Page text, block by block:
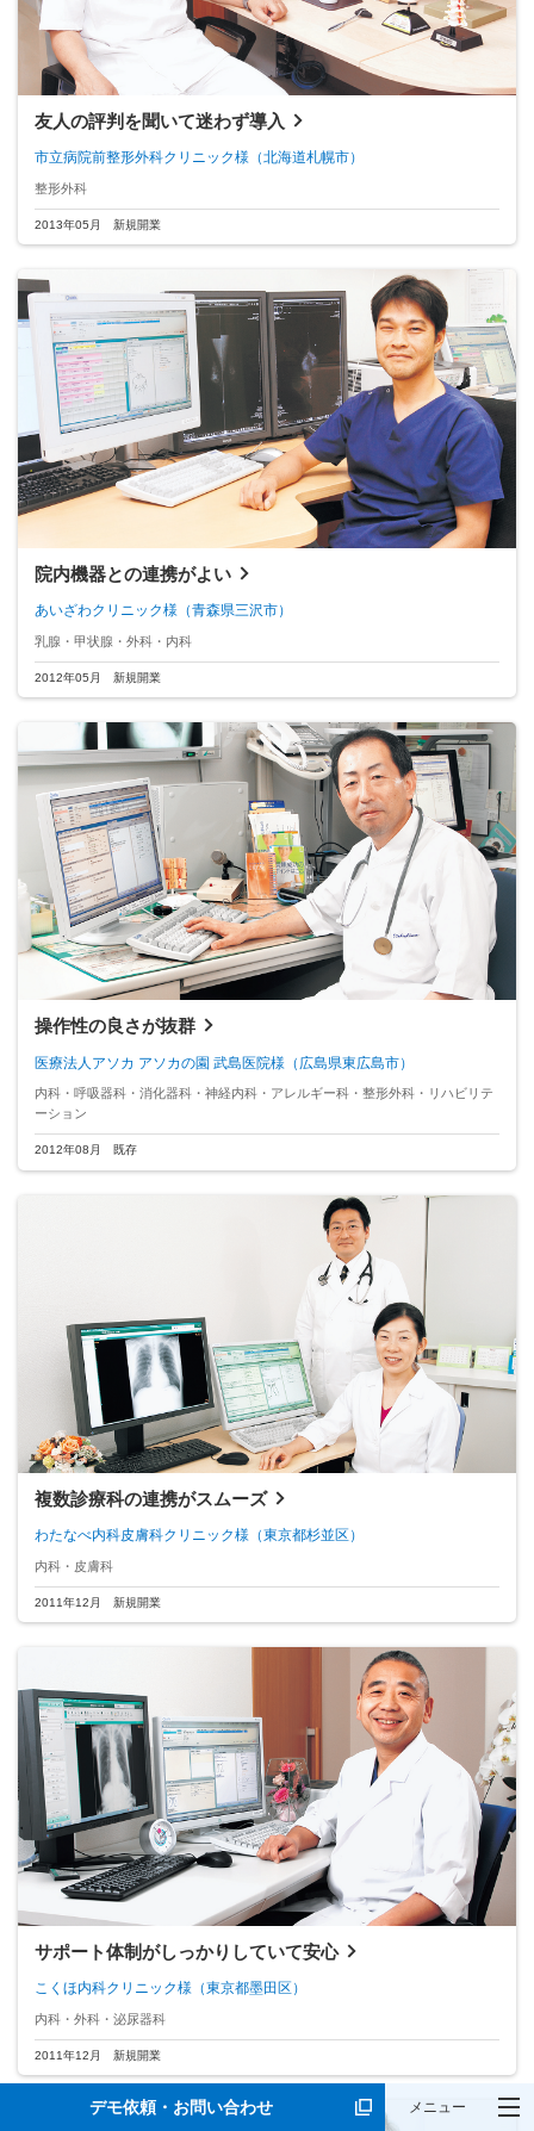
デモ依頼・お問い合わせ メニュー
友人の評判を聞いて迷わず導入
市立病院前整形外科クリニック様 （北海道札幌市）
整形外科
2013年05月 新規開業
院内機器との連携がよい
あいざわクリニック様 （青森県三沢市）
乳腺・甲状腺・外科・内科
2012年05月 新規開業
操作性の良さが抜群
医療法人アソカ アソカの園 武島医院様 （広島県東広島市）
内科・呼吸器科・消化器科・神経内科・アレルギー科・整形外科・リハビリテ
ーション
2012年08月 既存
複数診療科の連携がスムーズ
わたなべ内科皮膚科クリニック様 （東京都杉並区）
内科・皮膚科
2011年12月 新規開業
サポート体制がしっかりしていて安心
こくほ内科クリニック様 （東京都墨田区）
内科・外科・泌尿器科
2011年12月 新規開業